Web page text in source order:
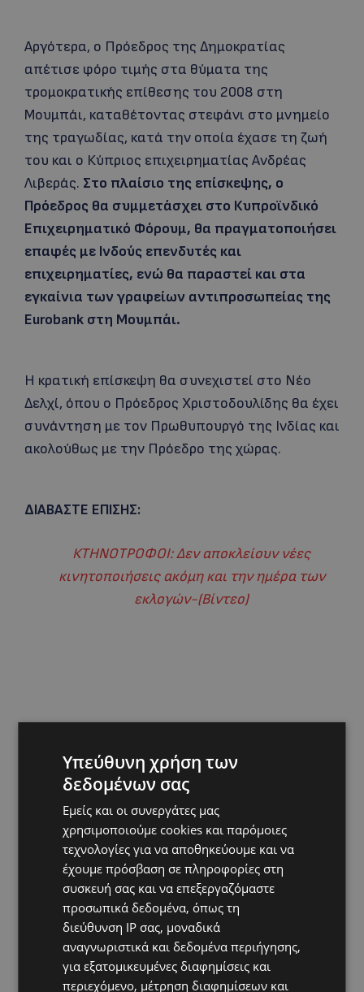
Αργότερα, ο Πρόεδρος της Δημοκρατίας
απέτισε φόρο τιμής στα θύματα της
τρομοκρατικής επίθεσης του 2008 στη
Μουμπάι, καταθέτοντας στεφάνι στο μνημείο
της τραγωδίας, κατά την οποία έχασε τη ζωή
του και ο Κύπριος επιχειρηματίας Ανδρέας
Λιβεράς. Στο πλαίσιο της επίσκεψης, ο
Πρόεδρος θα συμμετάσχει στο Κυπροϊνδικό
Επιχειρηματικό Φόρουμ, θα πραγματοποιήσει
επαφές με Ινδούς επενδυτές και
επιχειρηματίες, ενώ θα παραστεί και στα
εγκαίνια των γραφείων αντιπροσωπείας της
Eurobank στη Μουμπάι.
Η κρατική επίσκεψη θα συνεχιστεί στο Νέο
Δελχί, όπου ο Πρόεδρος Χριστοδουλίδης θα έχει
συνάντηση με τον Πρωθυπουργό της Ινδίας και
ακολούθως με την Πρόεδρο της χώρας.
ΔΙΑΒΑΣΤΕ ΕΠΙΣΗΣ:
ΚΤΗΝΟΤΡΟΦΟΙ: Δεν αποκλείουν νέες
κινητοποιήσεις ακόμη και την ημέρα των
εκλογών-(Bίντεο)
@LARNAKA @PAFOS CYPRUS POST
TOP
TOP NICOSIA
ΕΠΙΚΑΙΡΌΤΗΤΑ ΛΕΜΕΣΌΣ
Υπεύθυνη χρήση των
δεδομένων σας
Εμείς και οι συνεργάτες μας
χρησιμοποιούμε cookies και παρόμοιες
τεχνολογίες για να αποθηκεύουμε και να
έχουμε πρόσβαση σε πληροφορίες στη
συσκευή σας και να επεξεργαζόμαστε
προσωπικά δεδομένα, όπως τη
διεύθυνση IP σας, μοναδικά
αναγνωριστικά και δεδομένα περιήγησης,
για εξατομικευμένες διαφημίσεις και
περιεχόμενο, μέτρηση διαφημίσεων και